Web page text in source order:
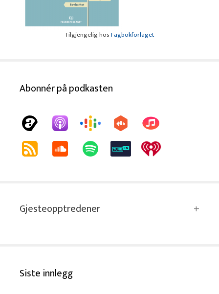
Tilgjengelig hosFagbokforlaget
Abonnér på podkasten
Gjesteopptredener
Siste innlegg